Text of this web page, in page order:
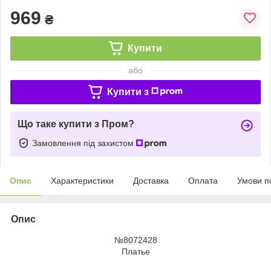
969 ₴
Купити
або
Купити з
Що таке купити з Пром?
Замовлення під захистом
Опис Характеристики Доставка Оплата Умови
Опис
№8072428
Платье